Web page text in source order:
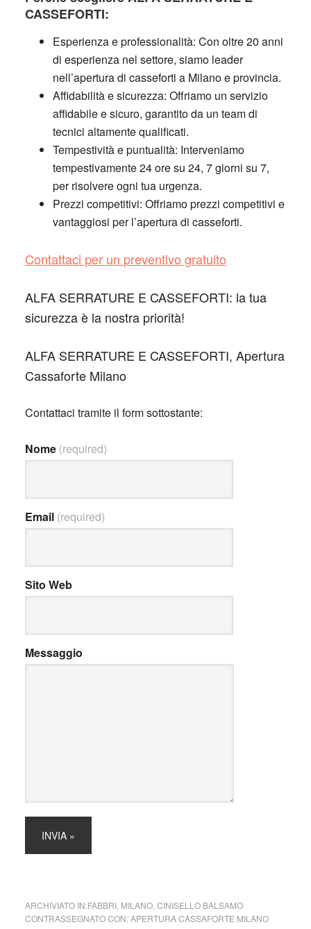
CASSEFORTI:
Esperienza e professionalità: Con oltre 20 anni
di esperienza nel settore, siamo leader
nell’apertura di casseforti a Milano e provincia.
Affidabilità e sicurezza: Offriamo un servizio
affidabile e sicuro, garantito da un team di
tecnici altamente qualificati.
Tempestività e puntualità: Interveniamo
tempestivamente 24 ore su 24, 7 giorni su 7,
per risolvere ogni tua urgenza.
Prezzi competitivi: Offriamo prezzi competitivi e
vantaggiosi per l’apertura di casseforti.
Contattaci per un preventivo gratuito
ALFA SERRATURE E CASSEFORTI: la tua
sicurezza è la nostra priorità!
ALFA SERRATURE E CASSEFORTI, Apertura
Cassaforte Milano
Contattaci tramite il form sottostante:
Nome (required)
Email (required)
Sito Web
Messaggio
ARCHIVIATO IN:FABBRI, MILANO, CINISELLO BALSAMO
CONTRASSEGNATO CON:APERTURA CASSAFORTE MILANO